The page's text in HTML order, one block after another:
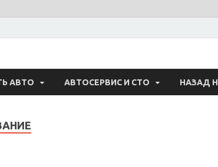
— Авто
АВТО АВТОСЕРВИС И СТО НАЗАД